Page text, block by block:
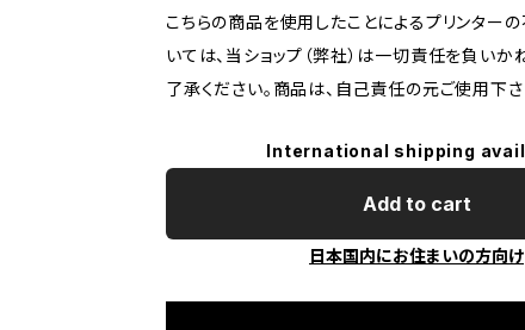
こちらの商品を使用したことによるプリンター
いては、当ショップ（弊社）は一切責任を負いか
了承ください。商品は、自己責任の元ご使用下さ
International shipping
Add to cart
日本国内にお住まいの方向け